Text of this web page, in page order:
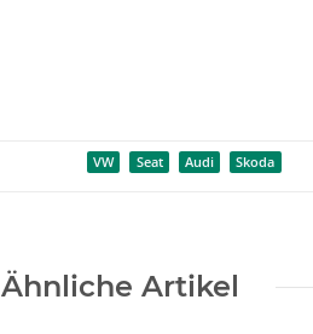
VW Seat Audi Skoda
Ähnliche Artikel